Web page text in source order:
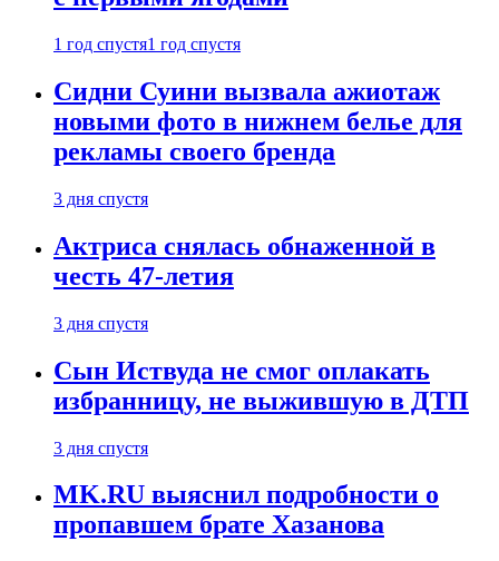
1 год спустя1 год спустя
Сидни Суини вызвала ажиотаж
новыми фото в нижнем белье для
рекламы своего бренда
3 дня спустя
Актриса снялась обнаженной в
честь 47-летия
3 дня спустя
Сын Иствуда не смог оплакать
избранницу, не выжившую в ДТП
3 дня спустя
MK.RU выяснил подробности о
пропавшем брате Хазанова